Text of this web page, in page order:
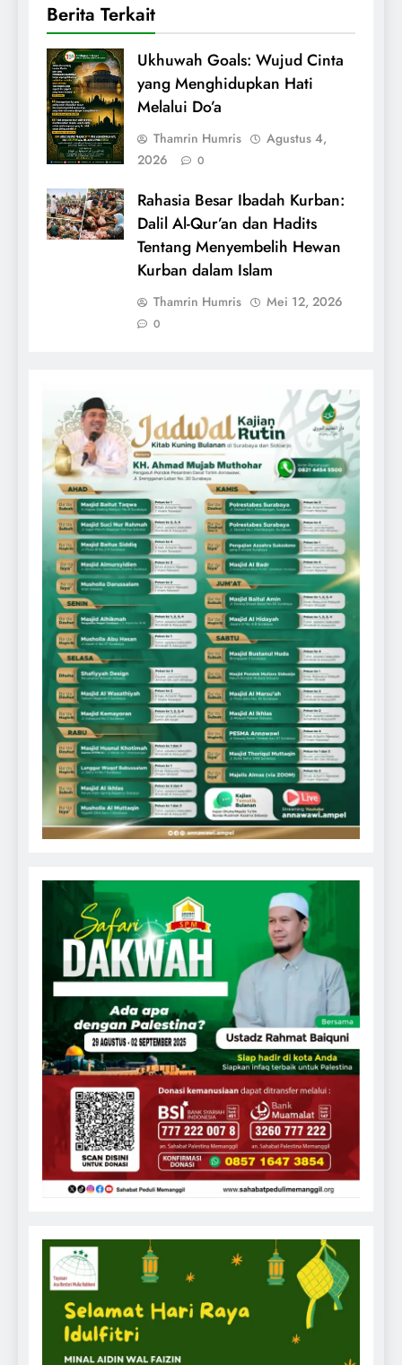
Berita Terkait
Ukhuwah Goals: Wujud Cinta
yang Menghidupkan Hati
Melalui Do’a
Thamrin Humris
Agustus 4,
2026
0
Rahasia Besar Ibadah Kurban:
Dalil Al-Qur’an dan Hadits
Tentang Menyembelih Hewan
Kurban dalam Islam
Thamrin Humris Mei 12, 2026
0